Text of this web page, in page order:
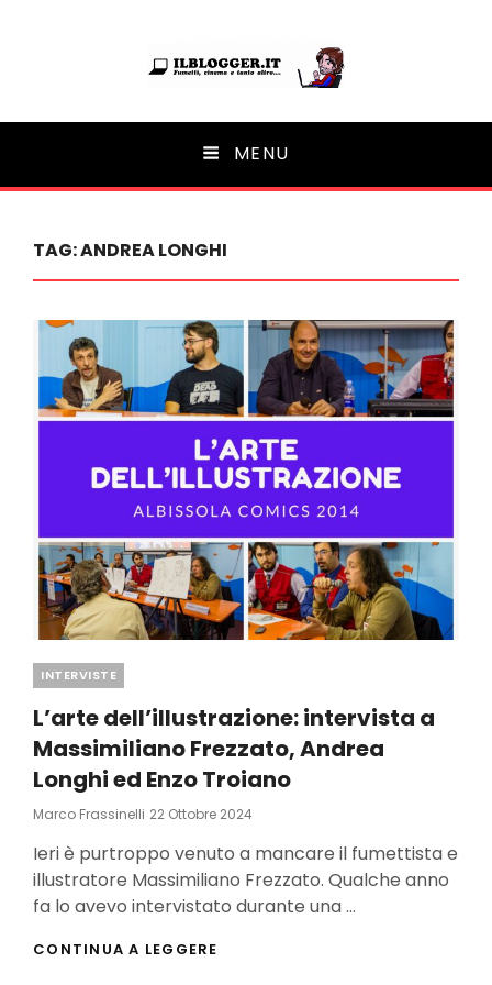
Ilblogger.it
Il portalino di blog | MENU
TAG:ANDREA LONGHI
Categories
INTERVISTE
L’arte dell’illustrazione: intervista a
Massimiliano Frezzato, Andrea
Longhi ed Enzo Troiano
Marco Frassinelli Posted
22 Ottobre 2024
Ieri è purtroppo venuto a mancare il fumettista e
illustratore Massimiliano Frezzato. Qualche anno
fa lo avevo intervistato durante una …
CONTINUA A LEGGERE